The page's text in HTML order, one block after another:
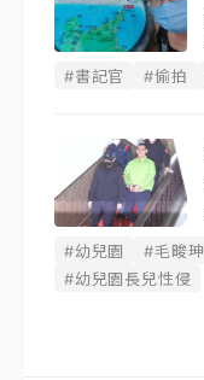
#書記官 #偷拍
#幼兒園 #毛畯珅
#幼兒園長兒性侵